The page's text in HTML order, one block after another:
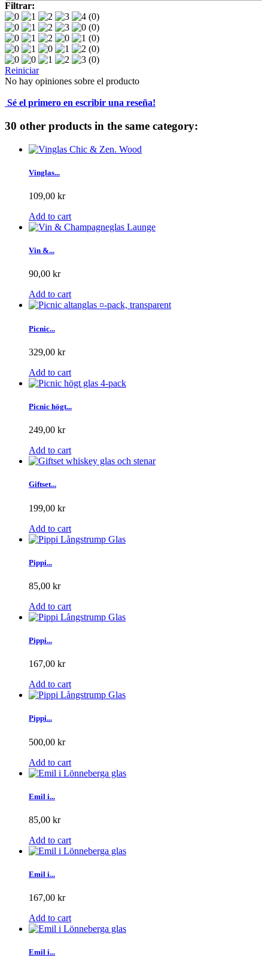
Filtrar:
(0)
(0)
(0)
(0)
(0)
Reiniciar
No hay opiniones sobre el producto
Sé el primero en escribir una reseña!
30 other products in the same category:
Vinglas...
109,00 kr
Add to cart
Vin &...
90,00 kr
Add to cart
Picnic...
329,00 kr
Add to cart
Picnic högt...
249,00 kr
Add to cart
Giftset...
199,00 kr
Add to cart
Pippi...
85,00 kr
Add to cart
Pippi...
167,00 kr
Add to cart
Pippi...
500,00 kr
Add to cart
Emil i...
85,00 kr
Add to cart
Emil i...
167,00 kr
Add to cart
Emil i...